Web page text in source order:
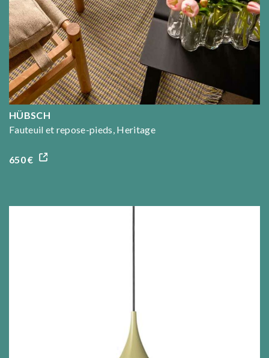
HÜBSCH
Fauteuil et repose-pieds, Heritage
650 €